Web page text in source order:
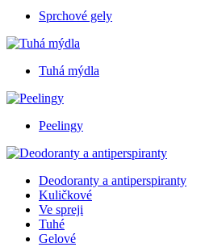
Sprchové gely
Tuhá mýdla
Peelingy
Deodoranty a antiperspiranty
Kuličkové
Ve spreji
Tuhé
Gelové